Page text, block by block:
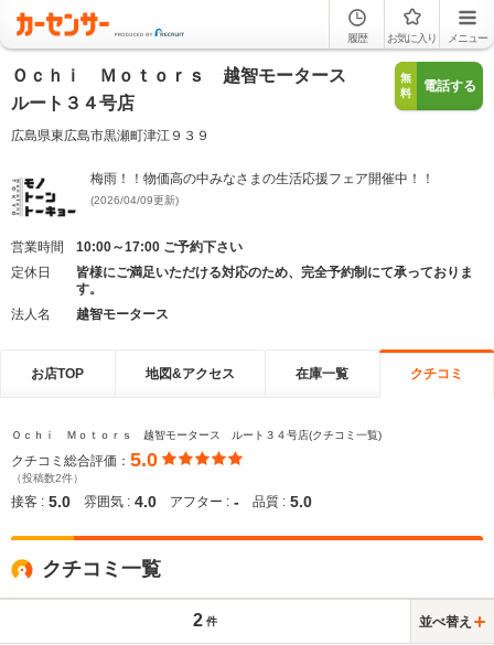
履歴 お気に入り メニュー
Ｏｃｈｉ Ｍｏｔｏｒｓ 越智モータース
ルート３４号店
広島県東広島市黒瀬町津江９３９
無
料
電話する
梅雨！！物価高の中みなさまの生活応援フェア開催中！！
(2026/04/09更新)
営業時間
10:00～17:00 ご予約下さい
定休日
皆様にご満足いただける対応のため、完全予約制にて承っておりま
す。
法人名
越智モータース
お店TOP 地図&アクセス 在庫一覧 クチコミ
Ｏｃｈｉ Ｍｏｔｏｒｓ 越智モータース ルート３４号店(クチコミ一覧)
クチコミ総合評価： 5.0
（投稿数2件）
接客 : 5.0 雰囲気 : 4.0 アフター : - 品質 : 5.0
クチコミ一覧
2 件 並べ替え